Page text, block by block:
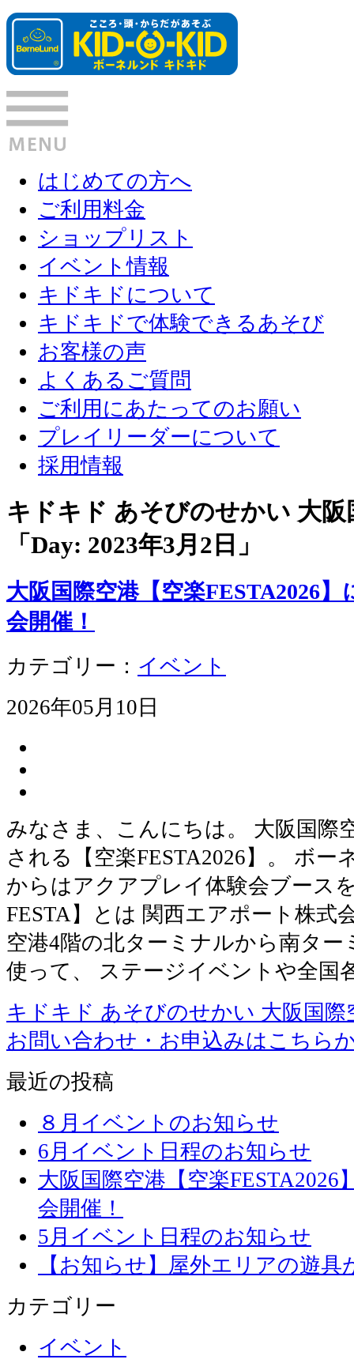
はじめての方へ
ご利用料金
ショップリスト
イベント情報
キドキドについて
キドキドで体験できるあそび
お客様の声
よくあるご質問
ご利用にあたってのお願い
プレイリーダーについて
採用情報
キドキド あそびのせかい 大
「Day: 2023年3月2日 」
大阪国際空港【空楽FESTA2026
会開催！
カテゴリー： イベント
2026年05月10日
みなさま、こんにちは。 大阪国際
される【空楽FESTA2026】。 ボ
からはアクアプレイ体験会ブース
FESTA】とは 関西エアポート株式
空港4階の北ターミナルから南タ
使って、 ステージイベントや全国
キドキド あそびのせかい 大阪国際
お問い合わせ・お申込みはこちら
最近の投稿
８月イベントのお知らせ
6月イベント日程のお知らせ
大阪国際空港【空楽
会開催！
5月イベント日程のお知らせ
【お知らせ】屋外エリアの遊
カテゴリー
イベント